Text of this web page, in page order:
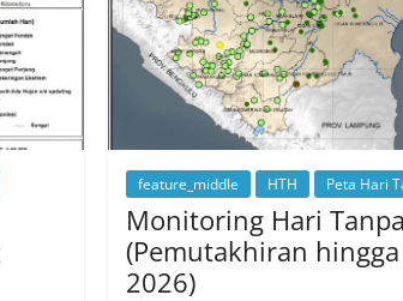
feature_middle HTH Peta Hari
Monitoring Hari
(Pemutakhiran hingga
2026)